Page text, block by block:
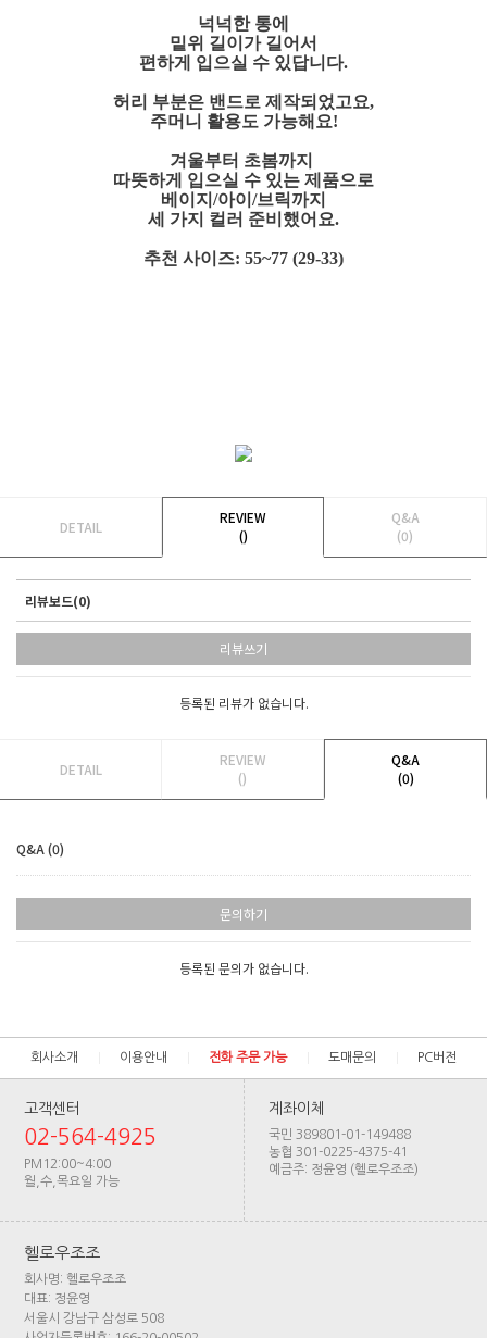
넉넉한 통에
밑위 길이가 길어서
편하게 입으실 수 있답니다.
허리 부분은 밴드로 제작되었고요,
주머니 활용도 가능해요!
겨울부터 초봄까지
따뜻하게 입으실 수 있는 제품으로
베이지/아이/브릭까지
세 가지 컬러 준비했어요.
추천 사이즈: 55~77 (29-33)
DETAIL
REVIEW
()
Q&A
(0)
리뷰보드(0)
리뷰쓰기
등록된 리뷰가 없습니다.
DETAIL
REVIEW
()
Q&A
(0)
Q&A (0)
문의하기
등록된 문의가 없습니다.
회사소개 이용안내 전화 주문 가능 도매문의 PC버전
고객센터
02-564-4925
PM12:00~4:00
월,수,목요일 가능
계좌이체
국민 389801-01-149488
농협 301-0225-4375-41
예금주: 정윤영 (헬로우조조)
헬로우조조
회사명: 헬로우조조
대표: 정윤영
서울시 강남구 삼성로 508